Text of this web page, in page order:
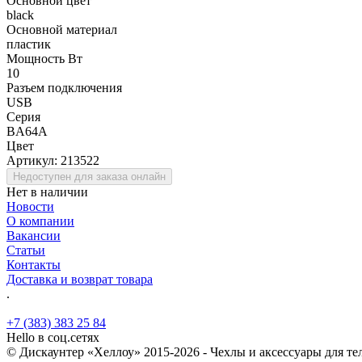
black
Основной материал
пластик
Мощность Вт
10
Разъем подключения
USB
Серия
BA64A
Цвет
Артикул: 213522
Недоступен для заказа онлайн
Нет в наличии
Новости
О компании
Вакансии
Статьи
Контакты
Доставка и возврат товара
.
+7 (383) 383 25 84
Hello в соц.сетях
© Дискаунтер «Хеллоу» 2015-2026 - Чехлы и аксессуары для